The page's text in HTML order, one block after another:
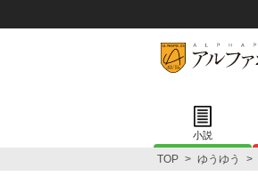
小説
TOP > ゆうゆう >